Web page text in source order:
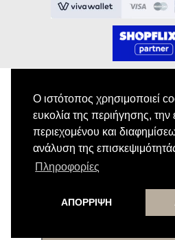
Ο ιστότοπος χρησιμοποιεί
ευκολία της περιήγησης, την
περιεχομένου και
ανάλυση της
Πληροφορίες
ΑΠΟΡΡΙΨΗ
Εγγραφή στο
Κάνε εγγραφή στο
λαμβάνεις